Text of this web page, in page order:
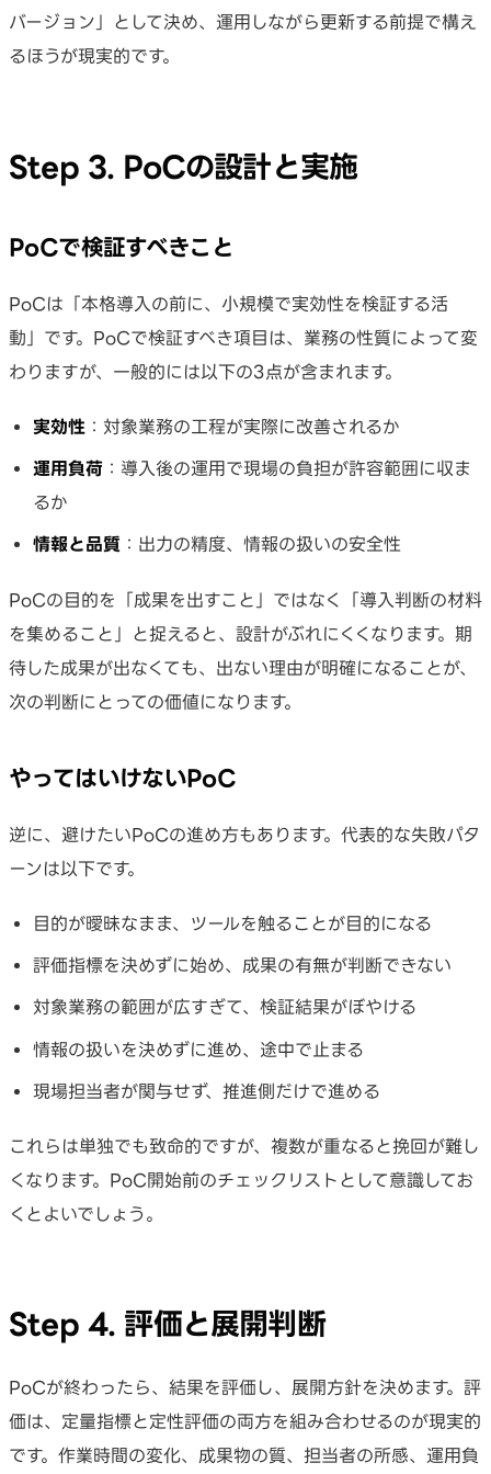
バージョン」として決め、運用しながら更新する前提で構え
るほうが現実的です。
Step 3. PoCの設計と実施
PoCで検証すべきこと
PoCは「本格導入の前に、小規模で実効性を検証する活
動」です。PoCで検証すべき項目は、業務の性質によって変
わりますが、一般的には以下の3点が含まれます。
実効性 ：対象業務の工程が実際に改善されるか
運用負荷 ：導入後の運用で現場の負担が許容範囲に収ま
るか
情報と品質 ：出力の精度、情報の扱いの安全性
PoCの目的を「成果を出すこと」ではなく「導入判断の材料
を集めること」と捉えると、設計がぶれにくくなります。期
待した成果が出なくても、出ない理由が明確になることが、
次の判断にとっての価値になります。
やってはいけないPoC
逆に、避けたいPoCの進め方もあります。代表的な失敗パタ
ーンは以下です。
目的が曖昧なまま、ツールを触ることが目的になる
評価指標を決めずに始め、成果の有無が判断できない
対象業務の範囲が広すぎて、検証結果がぼやける
情報の扱いを決めずに進め、途中で止まる
現場担当者が関与せず、推進側だけで進める
これらは単独でも致命的ですが、複数が重なると挽回が難し
くなります。PoC開始前のチェックリストとして意識してお
くとよいでしょう。
Step 4. 評価と展開判断
PoCが終わったら、結果を評価し、展開方針を決めます。評
価は、定量指標と定性評価の両方を組み合わせるのが現実的
です。作業時間の変化、成果物の質、担当者の所感、運用負